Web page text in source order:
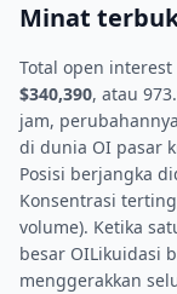
Minat
Total open
$340,390, atau
jam,
di dunia OI pasar
Posisi berjangka
Konsentrasi
volume). Ketika
besar OILikuidasi
menggerakkan